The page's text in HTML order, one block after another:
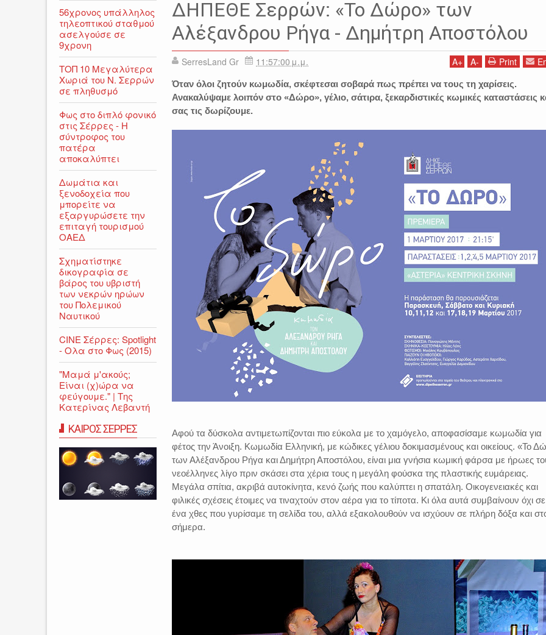
ΘΕΑΤΡΟ ΣΕΡΡΕΣ
ΣΕΡΡΕΣ ΤΟ ΔΩΡΟ
ΔΗΠΕΘΕ Σερρών: «Το Δώρο» των
Αλέξανδρου Ρήγα - Δημήτρη Αποστόλου
SerresLand Gr 11:57:00 μ.μ. A+ A- Print
Όταν όλοι ζητούν κωμωδία, σκέφτεσαι σοβαρά πως πρέπει να τους τη χαρίσεις.
Ανακαλύψαμε λοιπόν στο «Δώρο», γέλιο, σάτιρα, ξεκαρδιστικές κωμικές καταστάσεις
σας τις δωρίζουμε.
Αφού τα δύσκολα αντιμετωπίζονται πιο εύκολα με το χαμόγελο, αποφασίσαμε κωμωδία για
φέτος την Άνοιξη. Κωμωδία Ελληνική, με κώδικες γέλιου δοκιμασμένους και οικείους. «Το
των Αλέξανδρου Ρήγα και Δημήτρη Αποστόλου, είναι μια γνήσια κωμική φάρσα με ήρωες
νεοέλληνες λίγο πριν σκάσει στα χέρια τους η μεγάλη φούσκα της πλαστικής ευμάρειας.
Μεγάλα σπίτια, ακριβά αυτοκίνητα, κενό ζωής που καλύπτει η σπατάλη. Οικογενειακές και
φιλικές σχέσεις έτοιμες να τιναχτούν στον αέρα για το τίποτα. Κι όλα αυτά συμβαίνουν όχι σε
ένα χθες που γυρίσαμε τη σελίδα του, αλλά εξακολουθούν να ισχύουν σε πλήρη δόξα και
σήμερα.
56χρονος υπάλληλος
τηλεοπτικού σταθμού
ασελγούσε σε
9χρονη
ΤΟΠ 10 Μεγαλύτερα
Χωριά του Ν. Σερρών
σε πληθυσμό
Φως στο διπλό φονικό
στις Σέρρες - Η
σύντροφος του
πατέρα
αποκαλύπτει
Δωμάτια και
ξενοδοχεία που
μπορείτε να
εξαργυρώσετε την
επιταγή τουρισμού
ΟΑΕΔ
Σχηματίστηκε
δικογραφία σε
βάρος του υβριστή
των νεκρών ηρώων
του Πολεμικού
Ναυτικού
CINE Σέρρες: Spotlight
- Ολα στο Φως (2015)
"Μαμά μ'ακούς;
Είναι (χ)ώρα να
φεύγουμε." | Της
Κατερίνας Λεβαντή
ΚΑΙΡΟΣ ΣΕΡΡΕΣ